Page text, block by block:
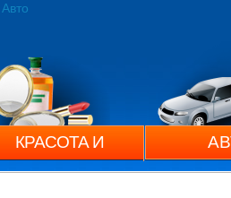
Авто
КРАСОТА И
ЗДОРОВЬЕ